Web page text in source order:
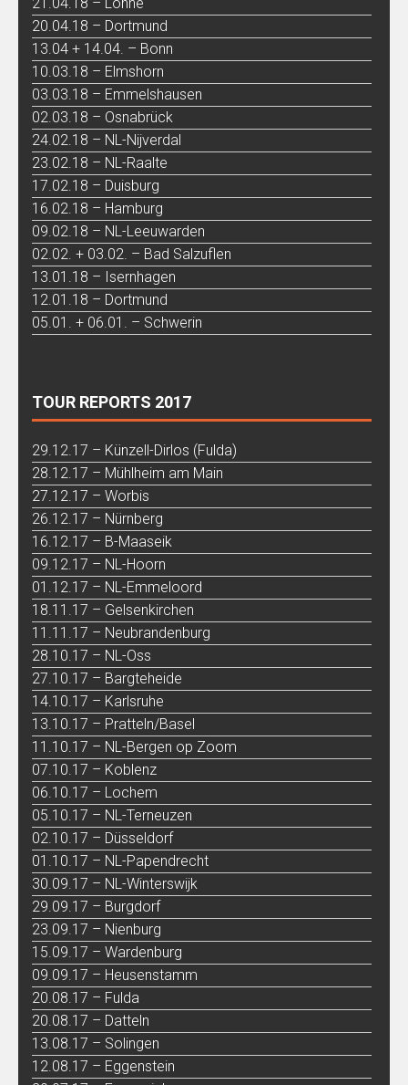
20.04.18 – Dortmund
13.04 + 14.04. – Bonn
10.03.18 – Elmshorn
03.03.18 – Emmelshausen
02.03.18 – Osnabrück
24.02.18 – NL-Nijverdal
23.02.18 – NL-Raalte
17.02.18 – Duisburg
16.02.18 – Hamburg
09.02.18 – NL-Leeuwarden
02.02. + 03.02. – Bad Salzuflen
13.01.18 – Isernhagen
12.01.18 – Dortmund
05.01. + 06.01. – Schwerin
TOUR REPORTS 2017
29.12.17 – Künzell-Dirlos (Fulda)
28.12.17 – Mühlheim am Main
27.12.17 – Worbis
26.12.17 – Nürnberg
16.12.17 – B-Maaseik
09.12.17 – NL-Hoorn
01.12.17 – NL-Emmeloord
18.11.17 – Gelsenkirchen
11.11.17 – Neubrandenburg
28.10.17 – NL-Oss
27.10.17 – Bargteheide
14.10.17 – Karlsruhe
13.10.17 – Pratteln/Basel
11.10.17 – NL-Bergen op Zoom
07.10.17 – Koblenz
06.10.17 – Lochem
05.10.17 – NL-Terneuzen
02.10.17 – Düsseldorf
01.10.17 – NL-Papendrecht
30.09.17 – NL-Winterswijk
29.09.17 – Burgdorf
23.09.17 – Nienburg
15.09.17 – Wardenburg
09.09.17 – Heusenstamm
20.08.17 – Fulda
20.08.17 – Datteln
13.08.17 – Solingen
12.08.17 – Eggenstein